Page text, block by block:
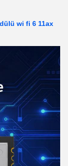
wi fi 6 11ax